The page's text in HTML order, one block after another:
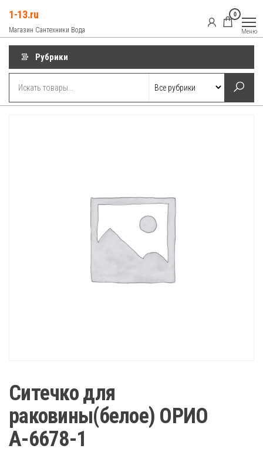
содержимому
1-13.ru
Магазин Сантехники Вода
0
Меню
Рубрики
Ситечко для
раковины(белое) ОРИО
А-6678-1